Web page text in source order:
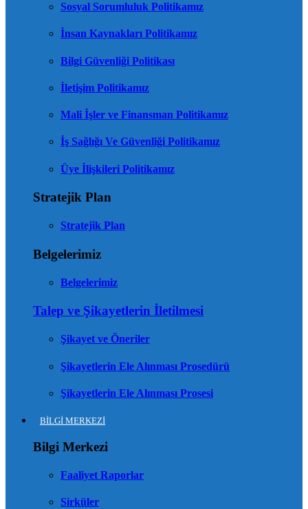
Sosyal Sorumluluk Politikamız
İnsan Kaynakları Politikamız
Bilgi Güvenliği Politikası
İletişim Politikamız
Mali İşler ve Finansman Politikamız
İş Sağlığı Ve Güvenliği Politikamız
Üye İlişkileri Politikamız
Stratejik Plan
Stratejik Plan
Belgelerimiz
Belgelerimiz
Talep ve Şikayetlerin İletilmesi
Şikayet ve Öneriler
Şikayetlerin Ele Alınması Prosedürü
Şikayetlerin Ele Alınması Prosesi
BİLGİ MERKEZİ
Bilgi Merkezi
Faaliyet Raporlar
Sirküler